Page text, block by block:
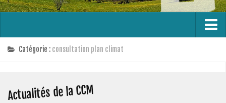
Téléchargements
Carte interactive
L’intercommunalité
Les finances
Catégorie : consultation plan climat
Actualités de la CCM